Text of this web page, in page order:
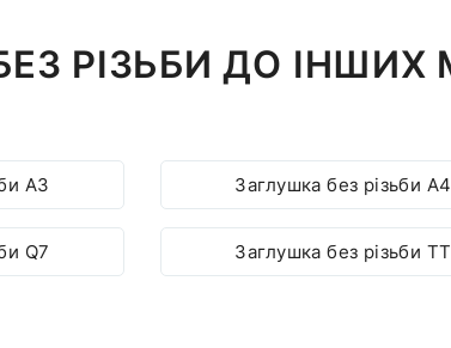
РІЗЬБИ ДО ІНШИХ
A3 Заглушка без різьби A4
Q7 Заглушка без різьби TT